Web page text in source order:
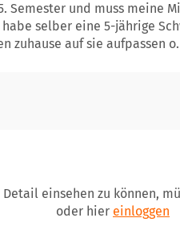
Semester und muss meine
selber eine 5-jährige
zuhause auf sie aufpassen
einsehen zu können,
oder hier einloggen